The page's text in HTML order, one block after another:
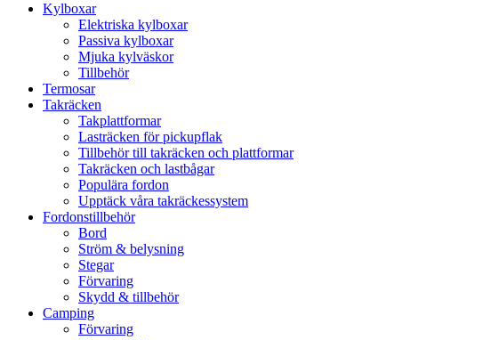
Kylboxar
Elektriska kylboxar
Passiva kylboxar
Mjuka kylväskor
Tillbehör
Termosar
Takräcken
Takplattformar
Lasträcken för pickupflak
Tillbehör till takräcken och plattformar
Takräcken och lastbågar
Populära fordon
Upptäck våra takräckessystem
Fordonstillbehör
Bord
Ström & belysning
Stegar
Förvaring
Skydd & tillbehör
Camping
Förvaring